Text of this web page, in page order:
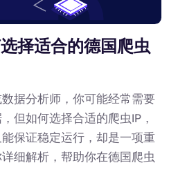
择适合的德国爬虫
据分析师，你可能经常需要
但如何选择合适的爬虫IP，
保证稳定运行，却是一项重
细解析，帮助你在德国爬虫